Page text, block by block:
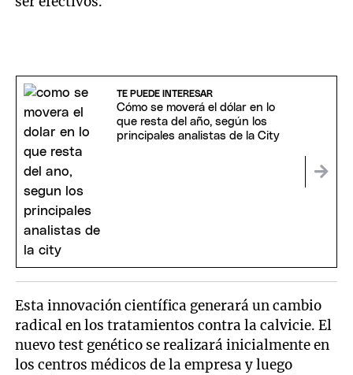
TE PUEDE INTERESAR
Cómo se moverá el dólar en lo
que resta del año, según los
principales analistas de la City
Esta innovación científica generará un cambio
radical en los tratamientos contra la calvicie. El
nuevo test genético se realizará inicialmente en
los centros médicos de la empresa y luego